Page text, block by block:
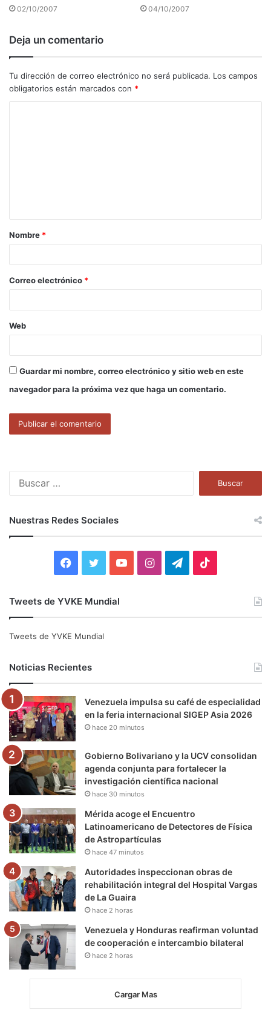
02/10/2007 04/10/2007
Deja un comentario
Tu dirección de correo electrónico no será publicada. Los campos
obligatorios están marcados con *
a
r
*
Nombre *
Correo electrónico *
Web
Guardar mi nombre, correo electrónico y sitio web en este
navegador para la próxima vez que haga un comentario.
r
:
Nuestras Redes Sociales
e
o
o
k
t
e
r
b
e
I
g
r
m
r
a
k
Tweets de YVKE Mundial
Tweets de YVKE Mundial
Noticias Recientes
Venezuela impulsa su café de especialidad
en la feria internacional SIGEP Asia 2026
hace 20 minutos
Gobierno Bolivariano y la UCV consolidan
agenda conjunta para fortalecer la
investigación científica nacional
hace 30 minutos
Mérida acoge el Encuentro
Latinoamericano de Detectores de Física
de Astropartículas
hace 47 minutos
Autoridades inspeccionan obras de
rehabilitación integral del Hospital Vargas
de La Guaira
hace 2 horas
Venezuela y Honduras reafirman voluntad
de cooperación e intercambio bilateral
hace 2 horas
Cargar Mas